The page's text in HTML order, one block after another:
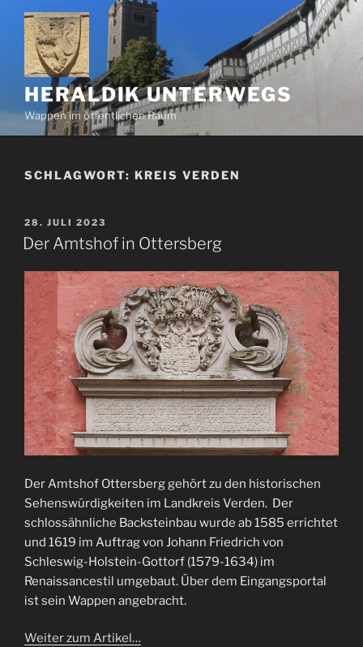
Zum
Inhalt
springen
HERALDIK UNTERWEGS
Wappen im öffentlichen Raum
SCHLAGWORT: KREIS VERDEN
VERÖFFENTLICHT
AM
28. JULI 2023
Der Amtshof in Ottersberg
Der Amtshof Ottersberg gehört zu den historischen
Sehenswürdigkeiten im Landkreis Verden. Der
schlossähnliche Backsteinbau wurde ab 1585 errichtet
und 1619 im Auftrag von Johann Friedrich von
Schleswig-Holstein-Gottorf (1579-1634) im
Renaissancestil umgebaut. Über dem Eingangsportal
ist sein Wappen angebracht.
Weiter zum Artikel…